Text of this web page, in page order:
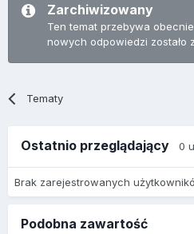
Zarchiwizowany
Ten temat przebywa
nowych odpowiedzi zostało
Tematy
Ostatnio przeglądający 0
Brak zarejestrowanych
Podobna zawartość